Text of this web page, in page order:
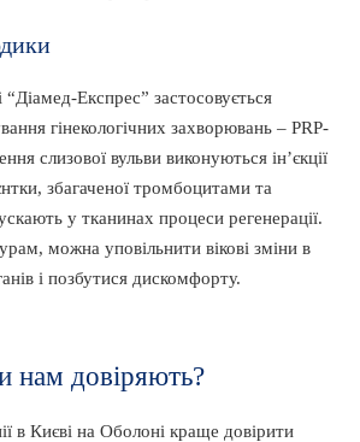
Експрес” застосовується
гінекологічних захворювань – PRP-
слизової вульви виконуються ін’єкції
збагаченої тромбоцитами та
у тканинах процеси регенерації.
можна уповільнити вікові зміни в
і позбутися дискомфорту.
нам довіряють?
в Києві на Оболоні краще довірити